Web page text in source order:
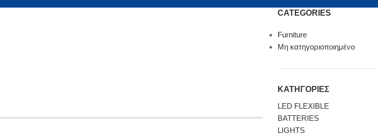
CATEGORIES
Furniture
Μη κατηγοριοποιημένο
ΚΑΤΗΓΟΡΙΕΣ
LED FLEXIBLE
BATTERIES
LIGHTS